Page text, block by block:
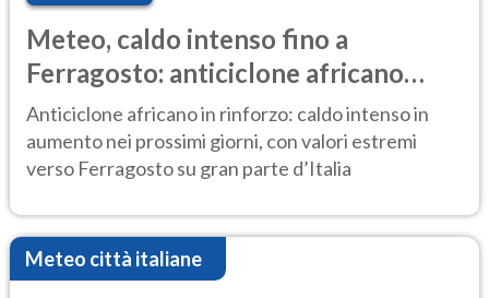
Meteo, caldo intenso fino a
Ferragosto: anticiclone africano
ancora protagonista
Anticiclone africano in rinforzo: caldo intenso in
aumento nei prossimi giorni, con valori estremi
verso Ferragosto su gran parte d’Italia
Meteo città italiane